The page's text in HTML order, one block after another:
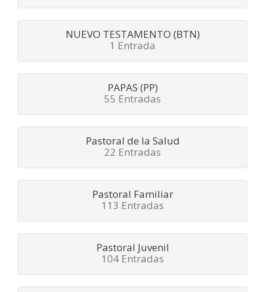
NUEVO TESTAMENTO (BTN)
1 Entrada
PAPAS (PP)
55 Entradas
Pastoral de la Salud
22 Entradas
Pastoral Familiar
113 Entradas
Pastoral Juvenil
104 Entradas